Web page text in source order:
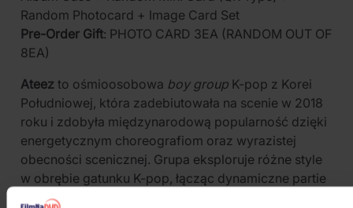
Random Photocard + Image Card Set
Pre-Order Gift: PHOTO CARD 3EA (RANDOM OUT OF
8EA)
Ateez to ośmioosobowa boy group K-pop z Korei
Południowej, która zadebiutowała na scenie w 2018
roku i zdobyła międzynarodową popularność dzięki
energetycznym choreografiom oraz wyrazistej
obecności scenicznej. Grupa eksploruje różne style
w obrębie gatunku K-pop, łącząc dynamiczne partie
rapowe z melodyjnymi liniami wokalnymi.